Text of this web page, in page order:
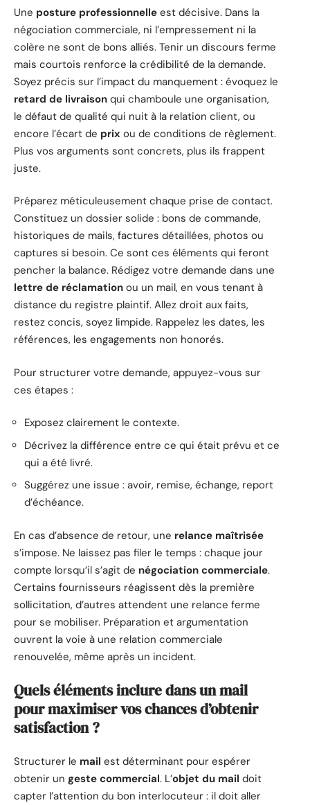
Une posture professionnelle est décisive. Dans la
négociation commerciale, ni l’empressement ni la
colère ne sont de bons alliés. Tenir un discours ferme
mais courtois renforce la crédibilité de la demande.
Soyez précis sur l’impact du manquement : évoquez le
retard de livraison qui chamboule une organisation,
le défaut de qualité qui nuit à la relation client, ou
encore l’écart de prix ou de conditions de règlement.
Plus vos arguments sont concrets, plus ils frappent
juste.
Préparez méticuleusement chaque prise de contact.
Constituez un dossier solide : bons de commande,
historiques de mails, factures détaillées, photos ou
captures si besoin. Ce sont ces éléments qui feront
pencher la balance. Rédigez votre demande dans une
lettre de réclamation ou un mail, en vous tenant à
distance du registre plaintif. Allez droit aux faits,
restez concis, soyez limpide. Rappelez les dates, les
références, les engagements non honorés.
Pour structurer votre demande, appuyez-vous sur
ces étapes :
Exposez clairement le contexte.
Décrivez la différence entre ce qui était prévu et ce
qui a été livré.
Suggérez une issue : avoir, remise, échange, report
d’échéance.
En cas d’absence de retour, une relance maîtrisée
s’impose. Ne laissez pas filer le temps : chaque jour
compte lorsqu’il s’agit de négociation commerciale.
Certains fournisseurs réagissent dès la première
sollicitation, d’autres attendent une relance ferme
pour se mobiliser. Préparation et argumentation
ouvrent la voie à une relation commerciale
renouvelée, même après un incident.
Quels éléments inclure dans un mail
pour maximiser vos chances d’obtenir
satisfaction ?
Structurer le mail est déterminant pour espérer
obtenir un geste commercial. L’objet du mail doit
capter l’attention du bon interlocuteur : il doit aller